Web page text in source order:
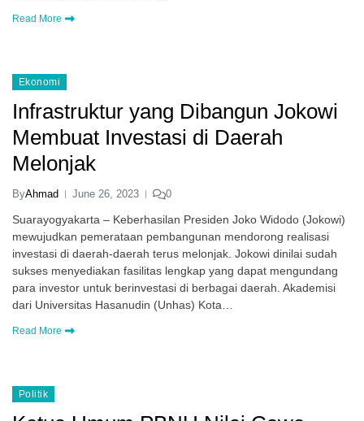
Read More
Ekonomi
Infrastruktur yang Dibangun Jokowi
Membuat Investasi di Daerah
Melonjak
ByAhmad June 26, 2023 0
Suarayogyakarta – Keberhasilan Presiden Joko Widodo (Jokowi)
mewujudkan pemerataan pembangunan mendorong realisasi
investasi di daerah-daerah terus melonjak. Jokowi dinilai sudah
sukses menyediakan fasilitas lengkap yang dapat mengundang
para investor untuk berinvestasi di berbagai daerah. Akademisi
dari Universitas Hasanudin (Unhas) Kota…
Read More
Politik